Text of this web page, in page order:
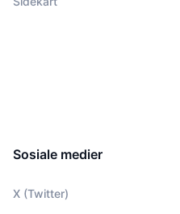
Sosiale medier
X (Twitter)